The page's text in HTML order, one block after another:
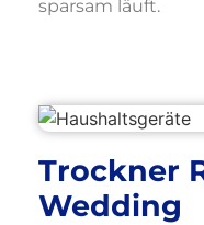
sparsam läuft.
Trockner
Wedding